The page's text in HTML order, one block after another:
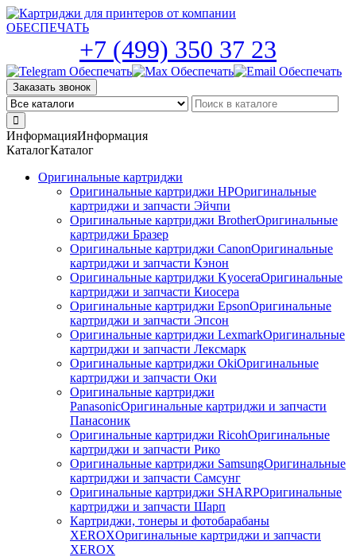
Skip
to
+7 (499) 350 37 23
Заказать звонок
ИнформацияИнформация
КаталогКаталог
Оригинальные картриджи
Оригинальные картриджи HPОригинальные
картриджи и запчасти Эйчпи
Оригинальные картриджи BrotherОригинальные
картриджи Бразер
Оригинальные картриджи CanonОригинальные
картриджи и запчасти Кэнон
Оригинальные картриджи KyoceraОригинальные
картриджи и запчасти Киосера
Оригинальные картриджи EpsonОригинальные
картриджи и запчасти Эпсон
Оригинальные картриджи LexmarkОригинальные
картриджи и запчасти Лексмарк
Оригинальные картриджи ОkiОригинальные
картриджи и запчасти Оки
Оригинальные картриджи
PanasonicОригинальные картриджи и запчасти
Панасоник
Оригинальные картриджи RicohОригинальные
картриджи и запчасти Рико
Оригинальные картриджи SamsungОригинальные
картриджи и запчасти Самсунг
Оригинальные картриджи SHARPОригинальные
картриджи и запчасти Шарп
Картриджи, тонеры и фотобарабаны
XEROXОригинальные картриджи и запчасти
XEROX